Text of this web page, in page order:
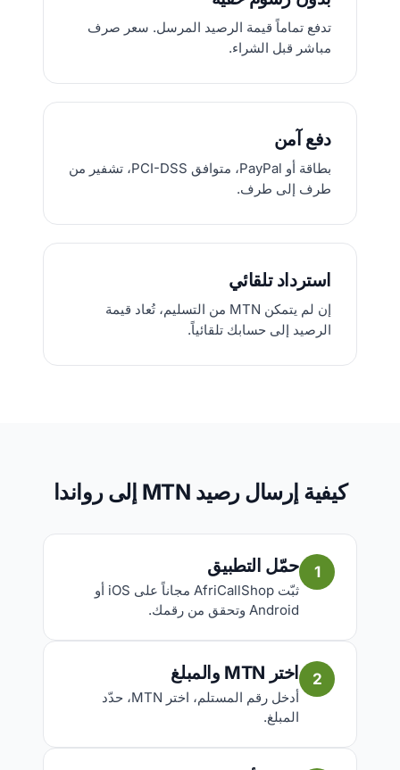
تدفع تماماً قيمة الرصيد المرسل. سعر صرف
مباشر قبل الشراء.
دفع آمن
بطاقة أو PayPal، متوافق PCI-DSS، تشفير من
طرف إلى طرف.
استرداد تلقائي
إن لم يتمكن MTN من التسليم، تُعاد قيمة
الرصيد إلى حسابك تلقائياً.
كيفية إرسال رصيد MTN إلى رواندا
1 حمّل التطبيق
ثبّت AfriCallShop مجاناً على iOS أو
Android وتحقق من رقمك.
2 اختر MTN والمبلغ
أدخل رقم المستلم، اختر MTN، حدّد
المبلغ.